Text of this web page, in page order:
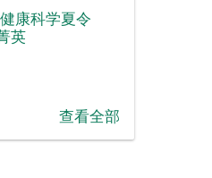
康科学夏令
英
查看全部